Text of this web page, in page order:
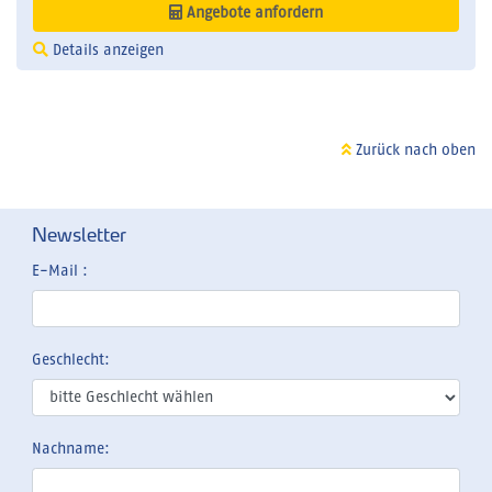
Angebote anfordern
Details anzeigen
Zurück nach oben
Newsletter
E-Mail :
Geschlecht:
Nachname: